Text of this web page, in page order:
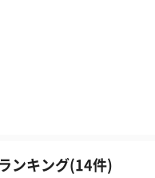
ンキング(14件)